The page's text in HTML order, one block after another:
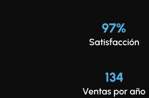
Satisfacción
97%
Ventas por año
134